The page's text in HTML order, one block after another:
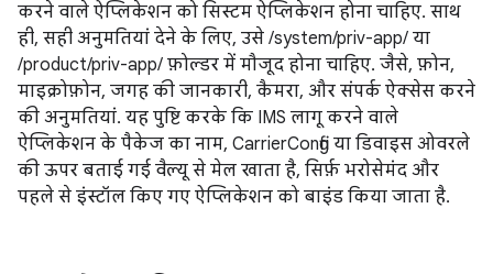
करने वाले ऐप्लिकेशन को सिस्टम ऐप्लिकेशन होना चाहिए. साथ
ही, सही अनुमतियां देने के लिए, उसे /system/priv-app/ या
/product/priv-app/ फ़ोल्डर में मौजूद होना चाहिए. जैसे, फ़ोन,
माइक्रोफ़ोन, जगह की जानकारी, कैमरा, और संपर्क ऐक्सेस करने
की अनुमतियां. यह पुष्टि करके कि IMS लागू करने वाले
ऐप्लिकेशन के पैकेज का नाम, CarrierConfig या डिवाइस ओवरले
की ऊपर बताई गई वैल्यू से मेल खाता है, सिर्फ़ भरोसेमंद और
पहले से इंस्टॉल किए गए ऐप्लिकेशन को बाइंड किया जाता है.